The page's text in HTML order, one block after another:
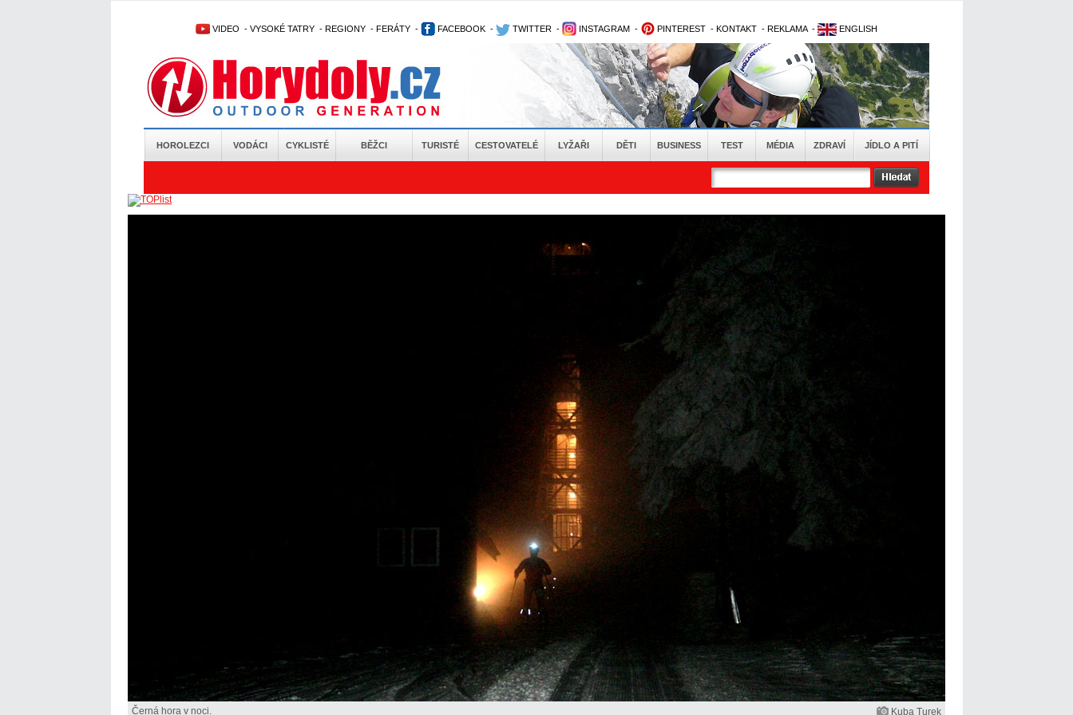
VIDEO - VYSOKÉ TATRY - REGIONY - FERÁTY - FACEBOOK - TWITTER - INSTAGRAM - PINTEREST - KONTAKT - REKLAMA - ENGLISH
HOROLEZCI VODÁCI CYKLISTÉ BĚŽCI TURISTÉ CESTOVATELÉ LYŽAŘI DĚTI BUSINESS TEST MÉDIA ZDRAVÍ JÍDLO A PITÍ
Černá hora v noci. Kuba Turek